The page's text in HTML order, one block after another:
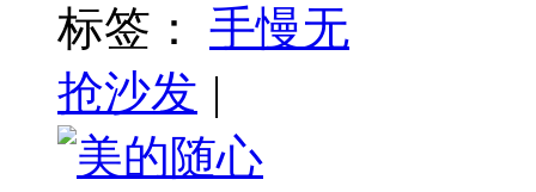
标签：
手慢无
抢沙发 |